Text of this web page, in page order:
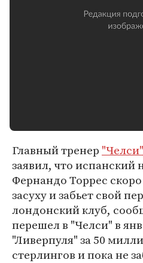
Главный тренер "Челси"
заявил, что
Фернандо Торрес
засуху и забьет свой
лондонский клуб,
перешел в "Челси" в
"Ливерпуля" за 50
стерлингов и пока не